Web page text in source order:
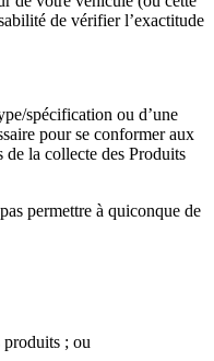
de vérifier l’exactitude
spécification ou d’une
pour se conformer aux
de la collecte des Produits
permettre à quiconque de
produits ; ou